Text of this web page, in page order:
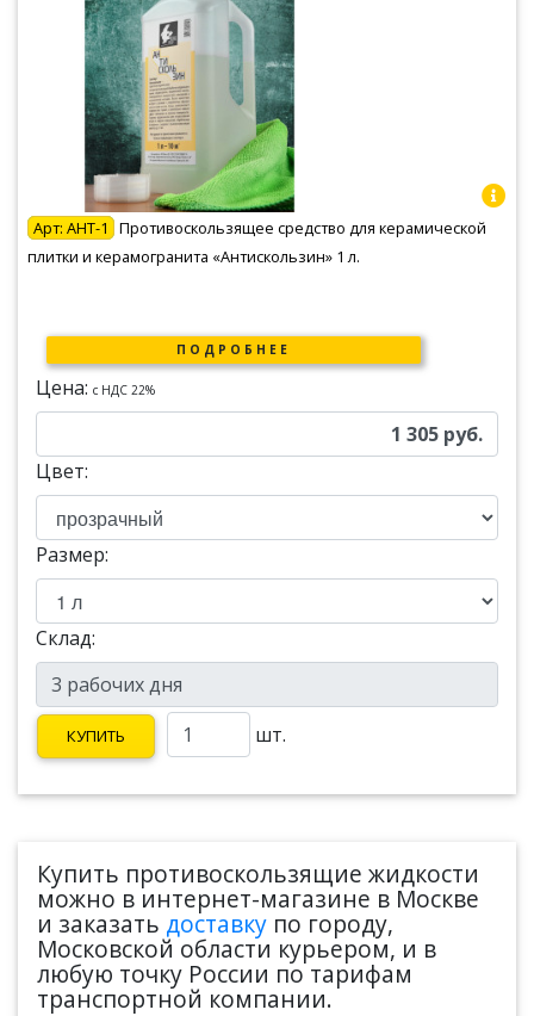
Арт: АНТ-1
Противоскользящее средство для керамической
плитки и керамогранита «Антискользин» 1 л.
ПОДРОБНЕЕ
Цена: c НДС 22%
1 305 руб.
Цвет:
Размер:
Склад:
КУПИТЬ шт.
Купить противоскользящие жидкости
можно в интернет-магазине в Москве
и заказать доставку по городу,
Московской области курьером, и в
любую точку России по тарифам
транспортной компании.